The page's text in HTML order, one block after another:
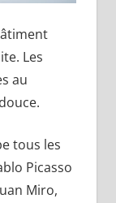
Les
au
tous les
Picasso
Miro,